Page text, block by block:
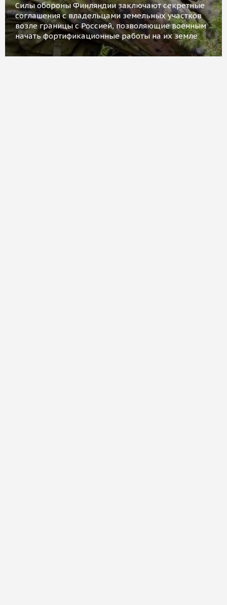
Силы обороны Финляндии заключают секретные
соглашения с владельцами земельных участков
возле границы с Россией, позволяющие военным
начать фортификационные работы на их земле